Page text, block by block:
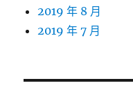
2019 年 8 月
2019 年 7 月